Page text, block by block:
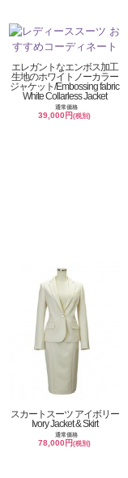
エレガントなエンボス加工
生地のホワイトノーカラー
ジャケット/Embossing fabric
White Collarless Jacket
通常価格
39,000円(税別)
スカートスーツ アイボリー
Ivory Jacket & Skirt
通常価格
78,000円(税別)